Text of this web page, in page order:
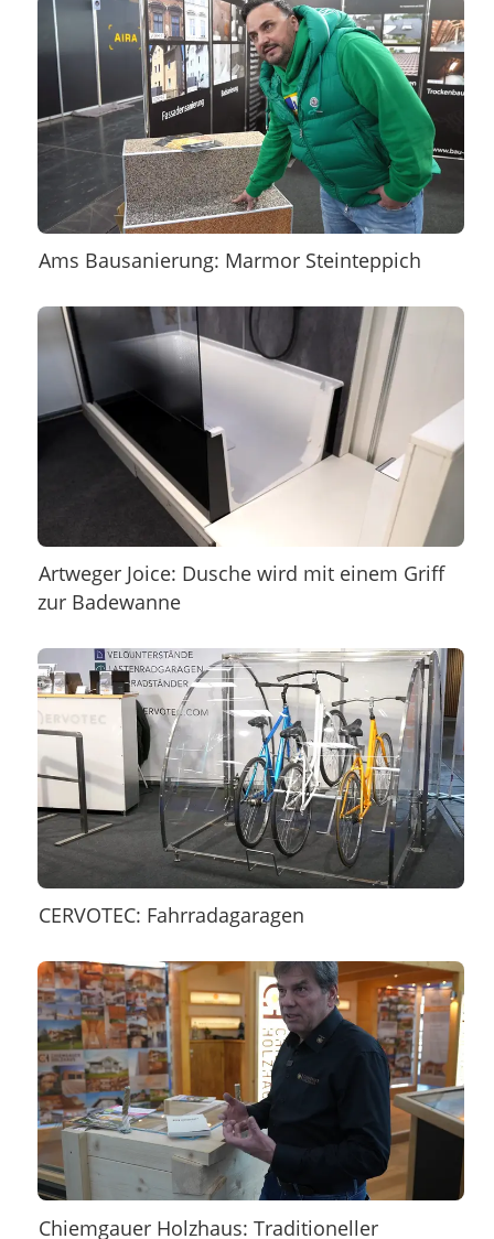
Ams Bausanierung: Marmor Steinteppich
Artweger Joice: Dusche wird mit einem Griff
zur Badewanne
CERVOTEC: Fahrradagaragen
Chiemgauer Holzhaus: Traditioneller